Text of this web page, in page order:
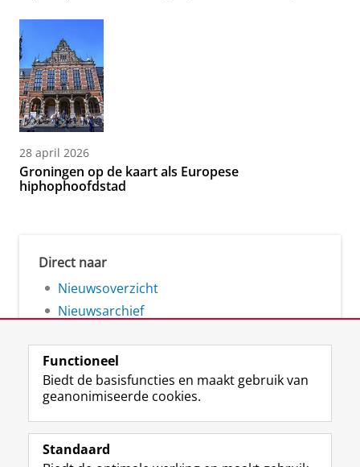
28 april 2026
Groningen op de kaart als Europese
hiphophoofdstad
Direct naar
Nieuwsoverzicht
Nieuwsarchief
Volg de RUG
F
a
L
i
R
S
I
n
Y
o
Functioneel
Biedt de basisfuncties en maakt gebruik van
geanonimiseerde cookies.
Standaard